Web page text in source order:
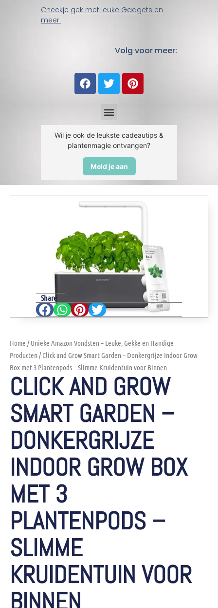
Checkje gek met leuke Gadgets en
meer.
Volg voor meer:
Wil je ook de leukste cadeautips &
plantenmagie ontvangen?
Meld je aan
Home /Unieke Amazon Vondsten – Leuke, Gekke en Handige
Producten / Click and Grow Smart Garden – Donkergrijze Indoor Grow
Box met 3 Plantenpods – Slimme Kruidentuin voor Binnen
CLICK AND GROW
SMART GARDEN –
DONKERGRIJZE
INDOOR GROW BOX
MET 3
PLANTENPODS –
SLIMME
KRUIDENTUIN VOOR
Share